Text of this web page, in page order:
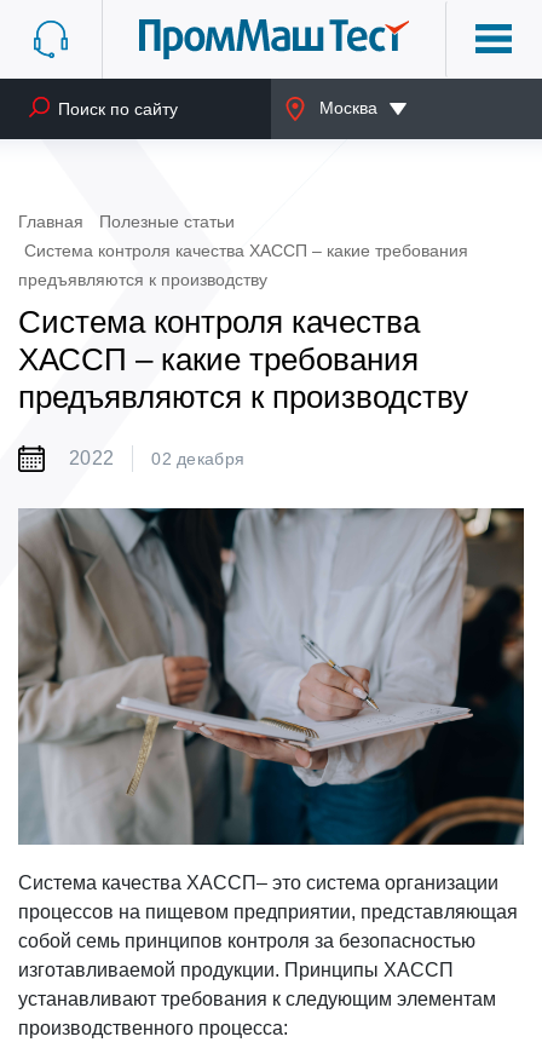
Москва
Главная
Полезные статьи
Система контроля качества ХАССП – какие требования
предъявляются к производству
Система контроля качества
ХАССП – какие требования
предъявляются к производству
2022 02 декабря
Система качества ХАССП– это система организации
процессов на пищевом предприятии, представляющая
собой семь принципов контроля за безопасностью
изготавливаемой продукции. Принципы ХАССП
устанавливают требования к следующим элементам
производственного процесса: